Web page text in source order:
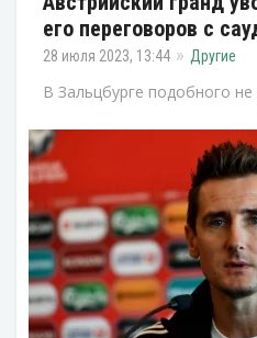
его переговоров с
28 июля 2023, 13:44 Другие
В Зальцбурге подобного не